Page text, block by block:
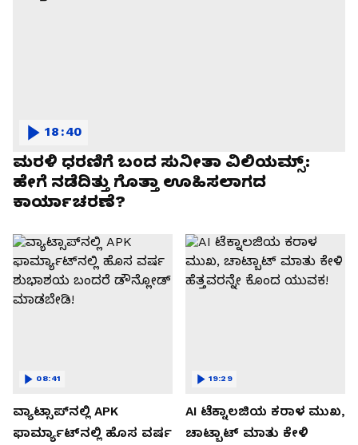
ಮರಳಿ ಧರಣಿಗೆ ಬಂದ ಸುನೀತಾ ವಿಲಿಯಮ್ಸ್:
ಹೇಗೆ ನಡೆದಿತ್ತು ಗೊತ್ತಾ ಊಹಿಸಲಾಗದ
ಕಾರ್ಯಾಚರಣೆ?
18:40
ವ್ಯಾಟ್ಸಾಪ್‌ನಲ್ಲಿ APK
ಫಾರ್ಮ್ಯಾಟ್‌ನಲ್ಲಿ ಹೊಸ ವರ್ಷ
08:41
AI ಟೆಕ್ನಾಲಜಿಯ ಕರಾಳ ಮುಖ,
ಚಾಟ್ಬಾಟ್ ಮಾತು ಕೇಳಿ
19:29